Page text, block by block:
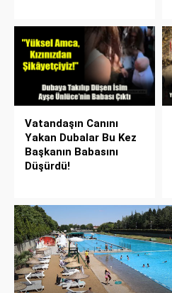
Vatandaşın Canını
Yakan Dubalar Bu Kez
Başkanın Babasını
Düşürdü!